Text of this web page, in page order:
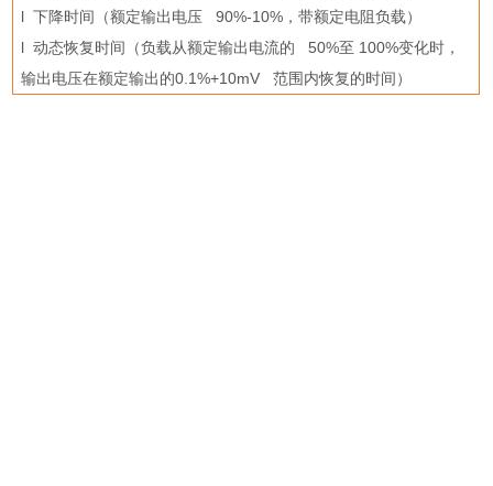
l下降时间（额定输出电压 90%-10% ，带额定电阻负载）
l动态恢复时间（负载从额定输出电流的 50%至 100%变化时，
输出电压在额定输出的0.1%+10mV范围内恢复的时间）